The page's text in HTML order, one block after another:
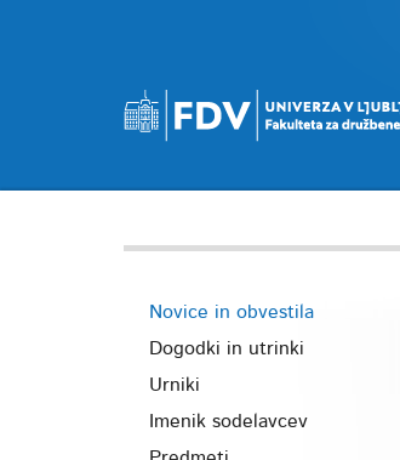
Novice in obvestila
Dogodki in utrinki
Urniki
Imenik sodelavcev